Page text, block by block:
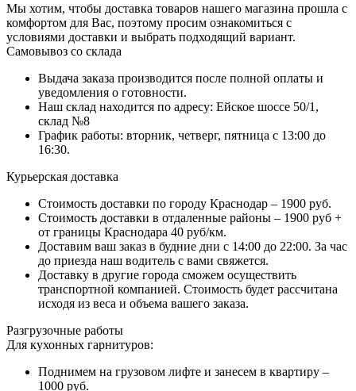
Мы хотим, чтобы доставка товаров нашего магазина прошла с
комфортом для Вас, поэтому просим ознакомиться с
условиями доставки и выбрать подходящий вариант.
Самовывоз со склада
Выдача заказа производится после полной оплаты и
уведомления о готовности.
Наш склад находится по адресу: Ейское шоссе 50/1,
склад №8
График работы: вторник, четверг, пятница с 13:00 до
16:30.
Курьерская доставка
Стоимость доставки по городу Краснодар – 1900 руб.
Стоимость доставки в отдаленные районы – 1900 руб +
от границы Краснодара 40 руб/км.
Доставим ваш заказ в будние дни с 14:00 до 22:00. За час
до приезда наш водитель с вами свяжется.
Доставку в другие города сможем осуществить
транспортной компанией. Стоимость будет рассчитана
исходя из веса и объема вашего заказа.
Разгрузочные работы
Для кухонных гарнитуров:
Поднимем на грузовом лифте и занесем в квартиру –
1000 руб.